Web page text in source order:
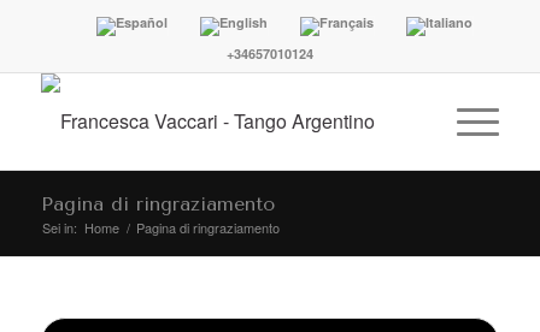
+34657010124
Pagina di ringraziamento
Sei in: Home / Pagina di ringraziamento